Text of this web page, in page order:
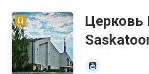
Церковь